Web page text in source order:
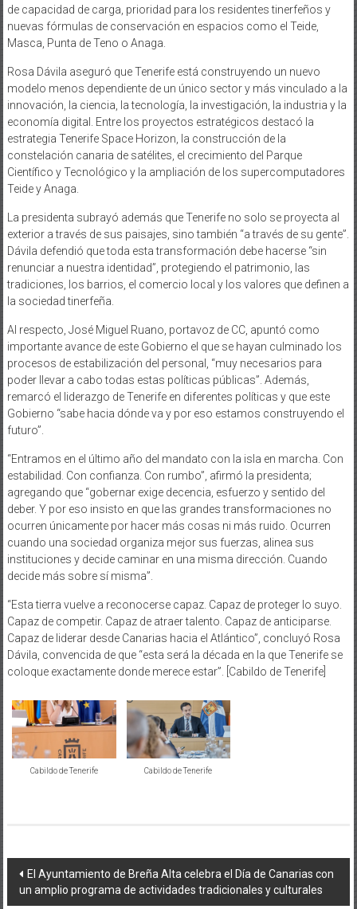
de capacidad de carga, prioridad para los residentes tinerfeños y
nuevas fórmulas de conservación en espacios como el Teide,
Masca, Punta de Teno o Anaga.
Rosa Dávila aseguró que Tenerife está construyendo un nuevo
modelo menos dependiente de un único sector y más vinculado a la
innovación, la ciencia, la tecnología, la investigación, la industria y la
economía digital. Entre los proyectos estratégicos destacó la
estrategia Tenerife Space Horizon, la construcción de la
constelación canaria de satélites, el crecimiento del Parque
Científico y Tecnológico y la ampliación de los supercomputadores
Teide y Anaga.
La presidenta subrayó además que Tenerife no solo se proyecta al
exterior a través de sus paisajes, sino también “a través de su gente”.
Dávila defendió que toda esta transformación debe hacerse “sin
renunciar a nuestra identidad”, protegiendo el patrimonio, las
tradiciones, los barrios, el comercio local y los valores que definen a
la sociedad tinerfeña.
Al respecto, José Miguel Ruano, portavoz de CC, apuntó como
importante avance de este Gobierno el que se hayan culminado los
procesos de estabilización del personal, “muy necesarios para
poder llevar a cabo todas estas políticas públicas”. Además,
remarcó el liderazgo de Tenerife en diferentes políticas y que este
Gobierno “sabe hacia dónde va y por eso estamos construyendo el
futuro”.
“Entramos en el último año del mandato con la isla en marcha. Con
estabilidad. Con confianza. Con rumbo”, afirmó la presidenta;
agregando que “gobernar exige decencia, esfuerzo y sentido del
deber. Y por eso insisto en que las grandes transformaciones no
ocurren únicamente por hacer más cosas ni más ruido. Ocurren
cuando una sociedad organiza mejor sus fuerzas, alinea sus
instituciones y decide caminar en una misma dirección. Cuando
decide más sobre sí misma”.
“Esta tierra vuelve a reconocerse capaz. Capaz de proteger lo suyo.
Capaz de competir. Capaz de atraer talento. Capaz de anticiparse.
Capaz de liderar desde Canarias hacia el Atlántico”, concluyó Rosa
Dávila, convencida de que “esta será la década en la que Tenerife se
coloque exactamente donde merece estar”. [Cabildo de Tenerife]
Cabildo de Tenerife Cabildo de Tenerife
Navegación
de
El Ayuntamiento de Breña Alta celebra el Día de Canarias con
un amplio programa de actividades tradicionales y culturales